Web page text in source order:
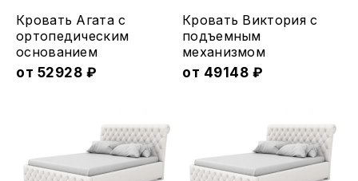
Этот
товар
имеет
несколько
выбрать
Кровать Агата с
ортопедическим
основанием
от 52928 ₽
Этот
товар
имеет
несколько
выбрать
Кровать Виктория с
подъемным
меxанизмом
от 49148 ₽